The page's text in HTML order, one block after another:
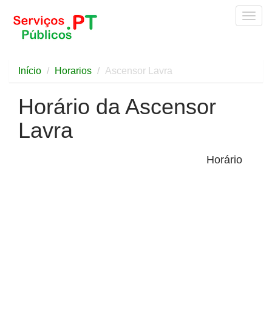
Início Horarios Ascensor Lavra
Horário da Ascensor
Lavra
Horário